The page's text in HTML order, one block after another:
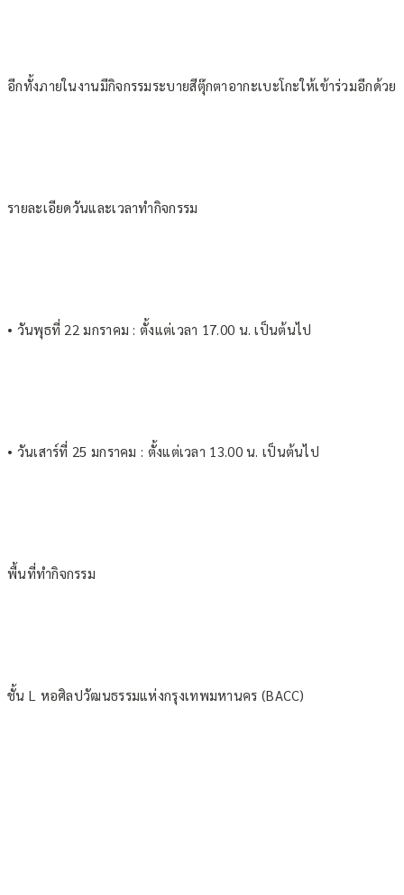
อีกทั้งภายในงานมีกิจกรรมระบายสีตุ๊กตาอากะเบะโกะให้เข้าร่วมอีกด้วย
รายละเอียดวันและเวลาทำกิจกรรม
• วันพุธที่ 22 มกราคม : ตั้งแต่เวลา 17.00 น. เป็นต้นไป
• วันเสาร์ที่ 25 มกราคม : ตั้งแต่เวลา 13.00 น. เป็นต้นไป
พื้นที่ทำกิจกรรม
ชั้น L หอศิลปวัฒนธรรมแห่งกรุงเทพมหานคร (BACC)